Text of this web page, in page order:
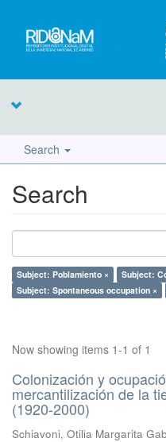
Search
Search
Subject: Poblamiento ×
Subject:
Subject: Spontaneous occupation ×
Now showing items 1-1 of 1
Colonización y
mercantilización de la
(1920-2000)
Schiavoni, Otilia Margarita